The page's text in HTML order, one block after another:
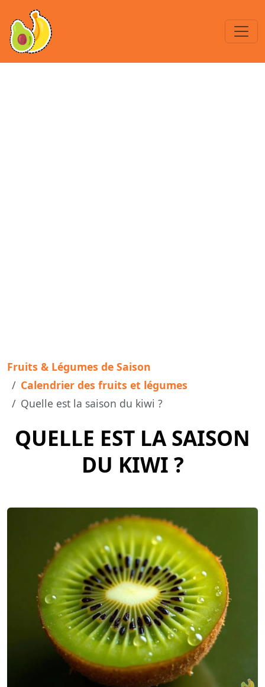
Fruits & Légumes de Saison
Calendrier des fruits et légumes
Quelle est la saison du kiwi ?
QUELLE EST LA SAISON
DU KIWI ?